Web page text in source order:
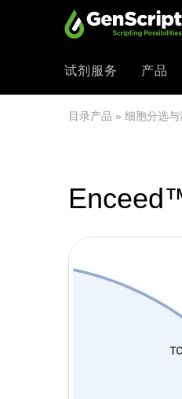
试剂服务 产品
目录产品 » 细胞分选与